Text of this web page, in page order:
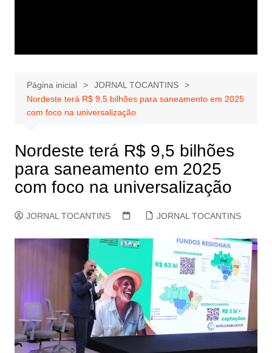
Página inicial
JORNAL TOCANTINS
Nordeste terá R$ 9,5 bilhões para saneamento em 2025
com foco na universalização
Nordeste terá R$ 9,5 bilhões
para saneamento em 2025
com foco na universalização
JORNAL TOCANTINS JORNAL TOCANTINS